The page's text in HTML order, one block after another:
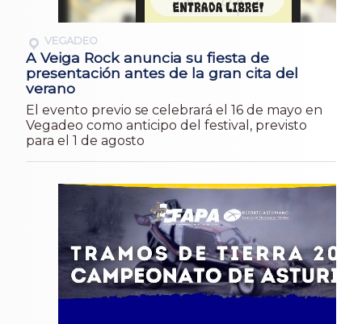
VEGADEO
A Veiga Rock anuncia su fiesta de
presentación antes de la gran cita del
verano
El evento previo se celebrará el 16 de mayo en
Vegadeo como anticipo del festival, previsto
para el 1 de agosto